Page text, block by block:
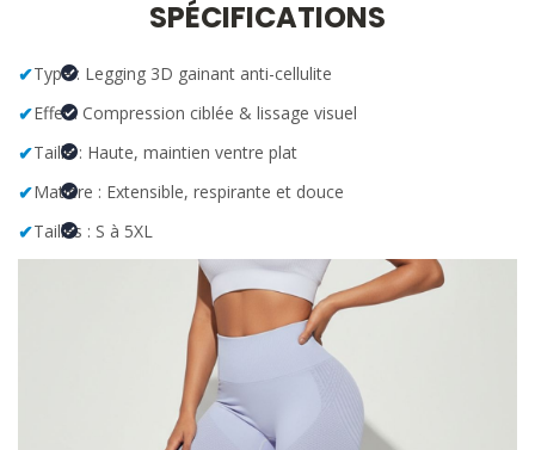
SPÉCIFICATIONS
✔Type : Legging 3D gainant anti-cellulite
✔Effet : Compression ciblée & lissage visuel
✔Taille : Haute, maintien ventre plat
✔Matière : Extensible, respirante et douce
✔Tailles : S à 5XL